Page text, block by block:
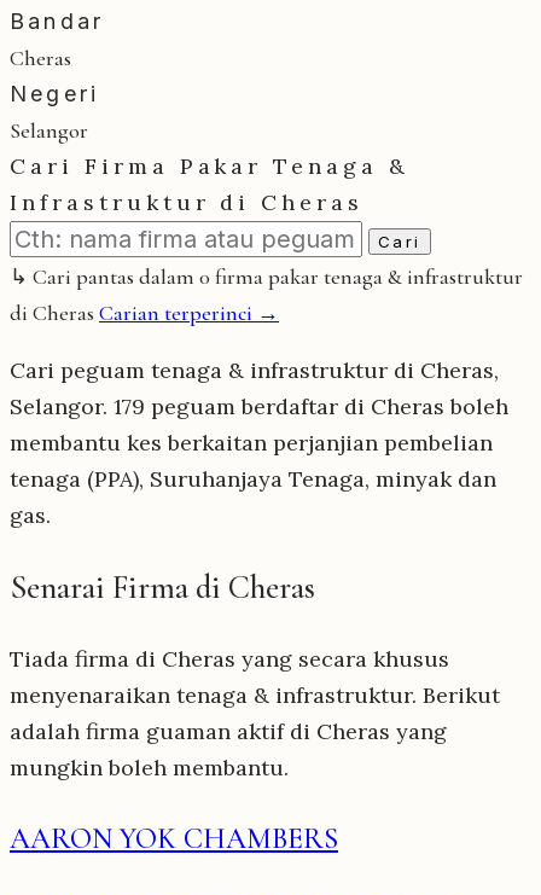
Bandar
Cheras
Negeri
Selangor
Cari Firma Pakar Tenaga &
Infrastruktur di Cheras
Cari
↳ Cari pantas dalam 0 firma pakar tenaga & infrastruktur
di Cheras Carian terperinci →
Cari peguam tenaga & infrastruktur di Cheras,
Selangor. 179 peguam berdaftar di Cheras boleh
membantu kes berkaitan perjanjian pembelian
tenaga (PPA), Suruhanjaya Tenaga, minyak dan
gas.
Senarai Firma di Cheras
Tiada firma di Cheras yang secara khusus
menyenaraikan tenaga & infrastruktur. Berikut
adalah firma guaman aktif di Cheras yang
mungkin boleh membantu.
AARON YOK CHAMBERS